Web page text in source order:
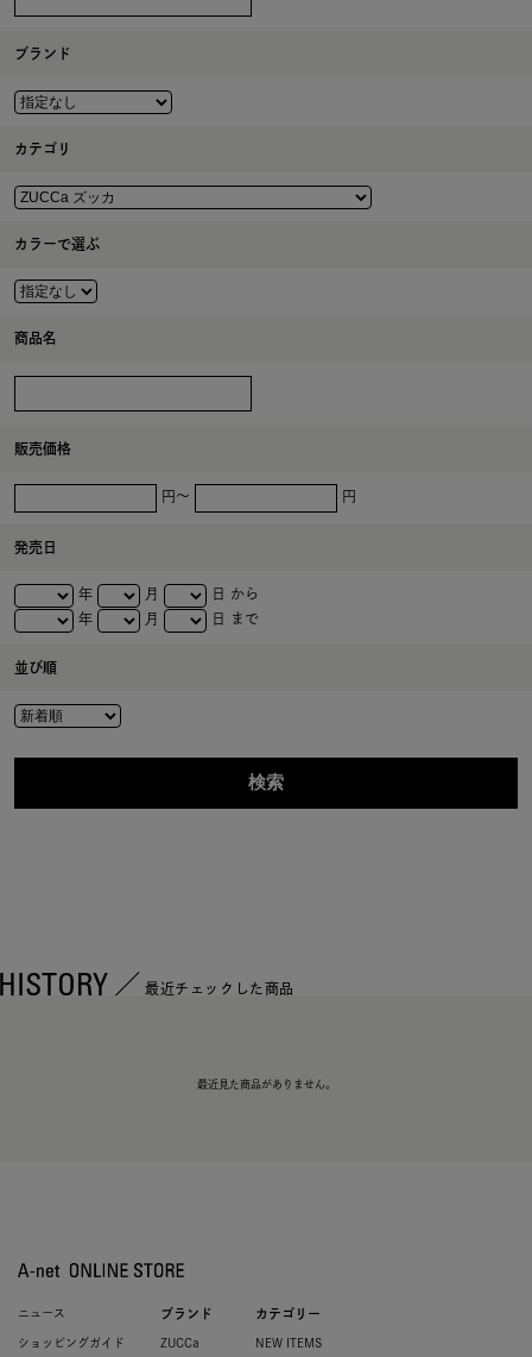
ブランド
カテゴリ
カラーで選ぶ
商品名
販売価格
円～ 円
発売日
年 月
日 から
年
月 日 まで
並び順
最近チェックした商品
最近見た商品がありません。
ニュース
ショッピングガイド
ブランド
ZUCCa
カテゴリー
NEW ITEMS